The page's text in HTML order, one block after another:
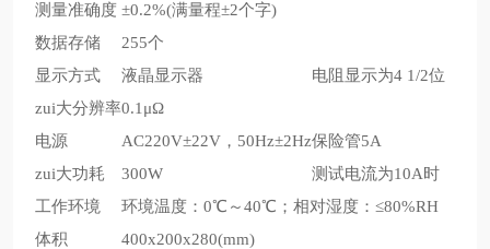
测量准确度 ±0.2%(满量程±2个字)
数据存储
255个
显示方式
液晶显示器
电阻显示为4 1/2位
zui大分辨率0.1μΩ
电源
AC220V±22V，50Hz±2Hz保险管5A
zui大功耗
300W
测试电流为10A时
工作环境
环境温度：0℃～40℃；相对湿度：≤80%RH
体积
400x200x280(mm)